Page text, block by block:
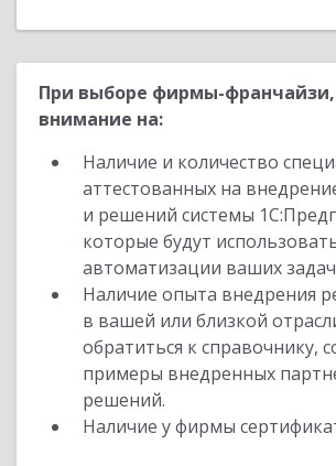
При выборе фирмы-франчайзи,
внимание на:
Наличие и количество
аттестованных на
и решений системы
которые будут
автоматизации ваших
Наличие опыта внедрения
в вашей или близкой
обратиться к справочнику,
примеры внедренных
решений.
Наличие у фирмы